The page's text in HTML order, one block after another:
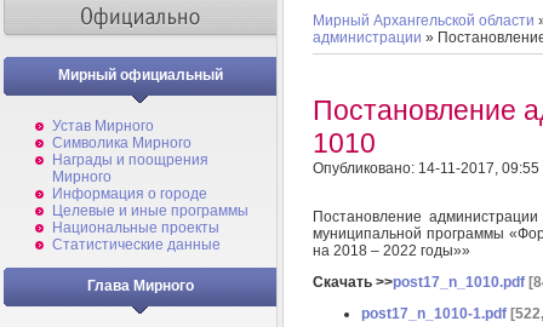
Мирный официальный
Устав Мирного
Символика Мирного
Награды и поощрения
Мирного
Информация о городе
Целевые и иные программы
Национальные проекты
Статистические данные
Глава Мирного
Мирный Архангельской области
администрации »
Постановление
1010
Опубликовано: 14-11-2017, 09:55
Постановление
муниципальной программы
на 2018 – 2022 годы»»
Скачать >>post17_n_1010.pdf
post17_n_1010-1.pdf